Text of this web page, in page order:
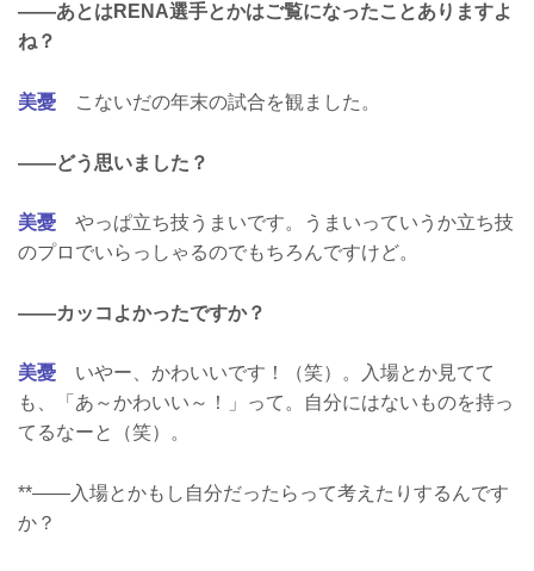
――あとはRENA選手とかはご覧になったことありますよ
ね？
美憂 こないだの年末の試合を観ました。
――どう思いました？
美憂 やっぱ立ち技うまいです。うまいっていうか立ち技
のプロでいらっしゃるのでもちろんですけど。
――カッコよかったですか？
美憂 いやー、かわいいです！（笑）。入場とか見てて
も、「あ～かわいい～！」って。自分にはないものを持っ
てるなーと（笑）。
**――入場とかもし自分だったらって考えたりするんです
か？